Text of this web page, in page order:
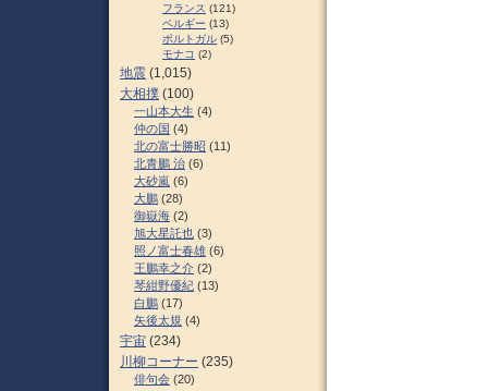
フランス (121)
ベルギー (13)
ポルトガル (5)
モナコ (2)
地震 (1,015)
大相撲 (100)
一山本大生 (4)
仲の国 (4)
北の富士勝昭 (11)
北青鵬 治 (6)
大砂嵐 (6)
大鵬 (28)
御嶽海 (2)
旭大星託也 (3)
照ノ富士春雄 (6)
王鵬幸之介 (2)
琴紺野優紀 (13)
白鵬 (17)
矢後太規 (4)
宇宙 (234)
川柳コーナー (235)
俳句会 (20)